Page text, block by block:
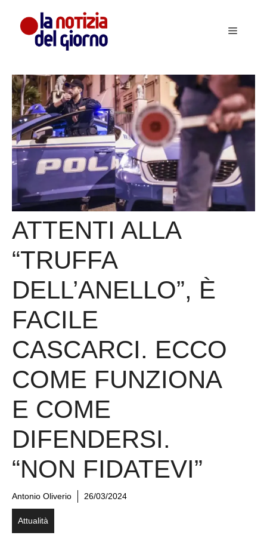
contenuto
Menu
ATTENTI ALLA
“TRUFFA
DELL’ANELLO”, È
FACILE
CASCARCI. ECCO
COME FUNZIONA
E COME
DIFENDERSI.
“NON FIDATEVI”
Antonio Oliverio 26/03/2024
Attualità